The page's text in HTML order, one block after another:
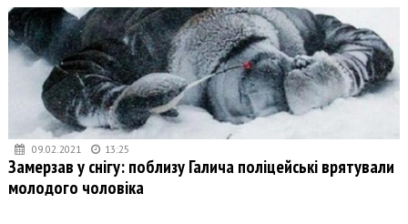
09.02.2021 13:25
Замерзав у снігу: поблизу Галича поліцейські врятували
молодого чоловіка